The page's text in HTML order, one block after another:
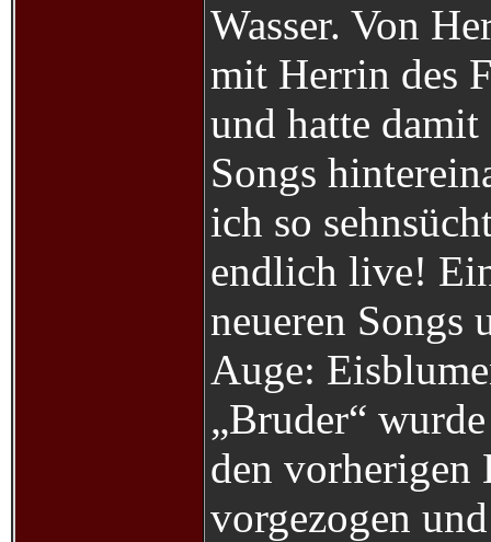
Wasser. Von
mit Herrin des
und hatte
Songs
ich so
endlich live!
neueren Songs
Auge:
„Bruder“
den vorherigen
vorgezogen